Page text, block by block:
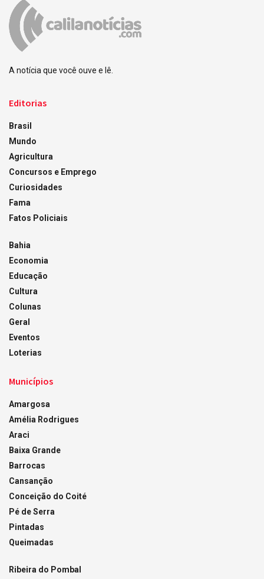
A notícia que você ouve e lê.
Editorias
Brasil
Mundo
Agricultura
Concursos e Emprego
Curiosidades
Fama
Fatos Policiais
Bahia
Economia
Educação
Cultura
Colunas
Geral
Eventos
Loterias
Municípios
Amargosa
Amélia Rodrigues
Araci
Baixa Grande
Barrocas
Cansanção
Conceição do Coité
Pé de Serra
Pintadas
Queimadas
Ribeira do Pombal